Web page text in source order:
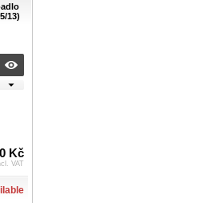
13)
Kč
VAT